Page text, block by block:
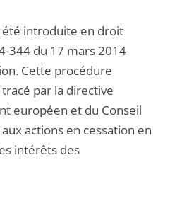
introduite en droit
344 du 17 mars 2014
Cette procédure
tracé par la directive
européen et du Conseil
actions en cessation en
intérêts des